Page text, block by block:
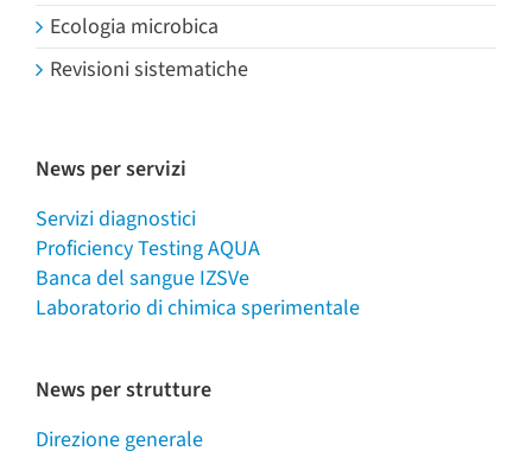
Ecologia microbica
Revisioni sistematiche
News per servizi
Servizi diagnostici
Proficiency Testing AQUA
Banca del sangue IZSVe
Laboratorio di chimica sperimentale
News per strutture
Direzione generale